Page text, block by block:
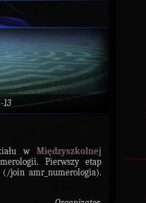
13
w Międzyszkolnej
Pierwszy etap
join amr_numerologia).